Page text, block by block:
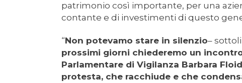
patrimonio così importante, per una
contante e di investimenti di questo
“Non potevamo stare in silenzio–
prossimi giorni chiederemo un
Parlamentare di Vigilanza Barbara
protesta, che racchiude e che